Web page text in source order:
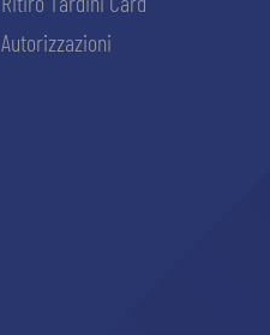
Autorizzazioni